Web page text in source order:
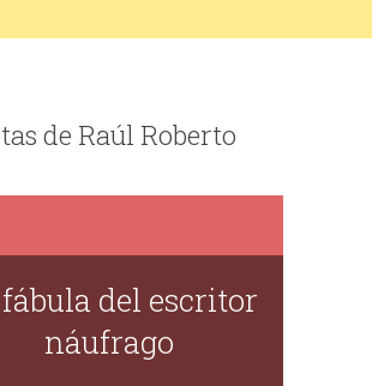
de Raúl Roberto
del escritor
náufrago